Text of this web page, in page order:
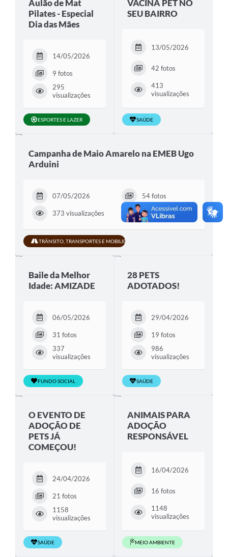
Aulão de Mat
Pilates - Especial
Dia das Mães
14/05/2026
9 fotos
295
visualizações
ESPORTES E LAZER
VACINA PET NO
SEU BAIRRO
13/05/2026
42 fotos
413
visualizações
SAÚDE
Campanha de Maio Amarelo na EMEB Ugo
Arduini
07/05/2026 54 fotos
373 visualizações
TRÂNSITO, TRANSPORTES E MOBILIDADE URBANA
Baile da Melhor
Idade: AMIZADE
06/05/2026
31 fotos
337
visualizações
FUNDO SOCIAL
28 PETS
ADOTADOS!
29/04/2026
19 fotos
986
visualizações
SAÚDE
O EVENTO DE
ADOÇÃO DE
PETS JÁ
COMEÇOU!
24/04/2026
21 fotos
1158
visualizações
SAÚDE
ANIMAIS PARA
ADOÇÃO
RESPONSÁVEL
16/04/2026
16 fotos
1148
visualizações
MEIO AMBIENTE